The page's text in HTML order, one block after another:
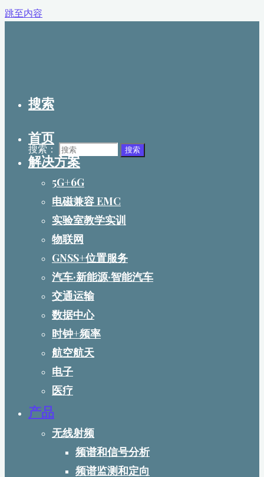
跳至内容
搜索
搜索： 搜索
首页
解决方案
5G+6G
电磁兼容 EMC
实验室教学实训
物联网
GNSS+位置服务
汽车·新能源·智能汽车
交通运输
数据中心
时钟+频率
航空航天
电子
医疗
产品
无线射频
频谱和信号分析
频谱监测和定向